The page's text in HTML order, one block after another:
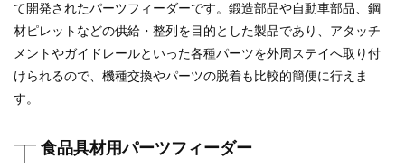
て開発されたパーツフィーダーです。鍛造部品や自動車部品、鋼
材ピレットなどの供給・整列を目的とした製品であり、アタッチ
メントやガイドレールといった各種パーツを外周ステイへ取り付
けられるので、機種交換やパーツの脱着も比較的簡便に行えま
す。
食品具材用パーツフィーダー